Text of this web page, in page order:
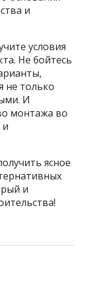
и
условия
Не бойтесь
не только
И
монтажа во
и
ясное
и